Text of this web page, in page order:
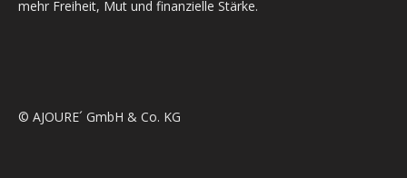
mehr Freiheit, Mut und finanzielle Stärke.
© AJOURE´ GmbH & Co. KG